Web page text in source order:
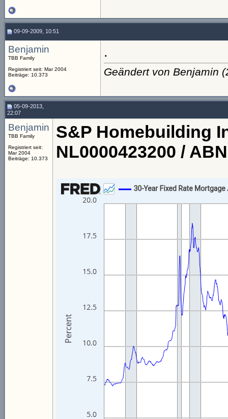
09-09-2009, 10:51
Benjamin
TBB Family
Registriert seit: Mar 2004
Beiträge: 10.373
.
Geändert von Benjamin
05-09-2013,
22:07
Benjamin
TBB Family
Registriert seit:
Mar 2004
Beiträge: 10.373
S&P Homebuilding
NL0000423200 /